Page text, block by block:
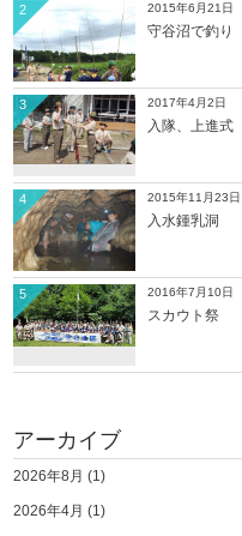
2015年6月21日
守谷沼で釣り
2
2017年4月2日
入隊、上進式
3
2015年11月23日
入水鍾乳洞
4
2016年7月10日
スカウト祭
5
アーカイブ
2026年8月 (1)
2026年4月 (1)